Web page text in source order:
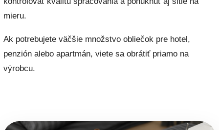
mieru.
Ak potrebujete väčšie množstvo obliečok pre hotel,
penzión alebo apartmán, viete sa obrátiť priamo na
výrobcu.